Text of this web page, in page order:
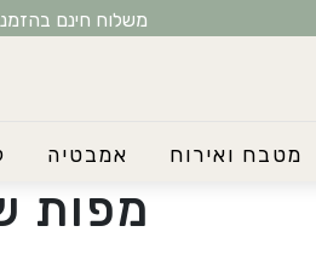
משלוח חינם בהזמנה
מטבח ואירוח אמבטיה
מפות